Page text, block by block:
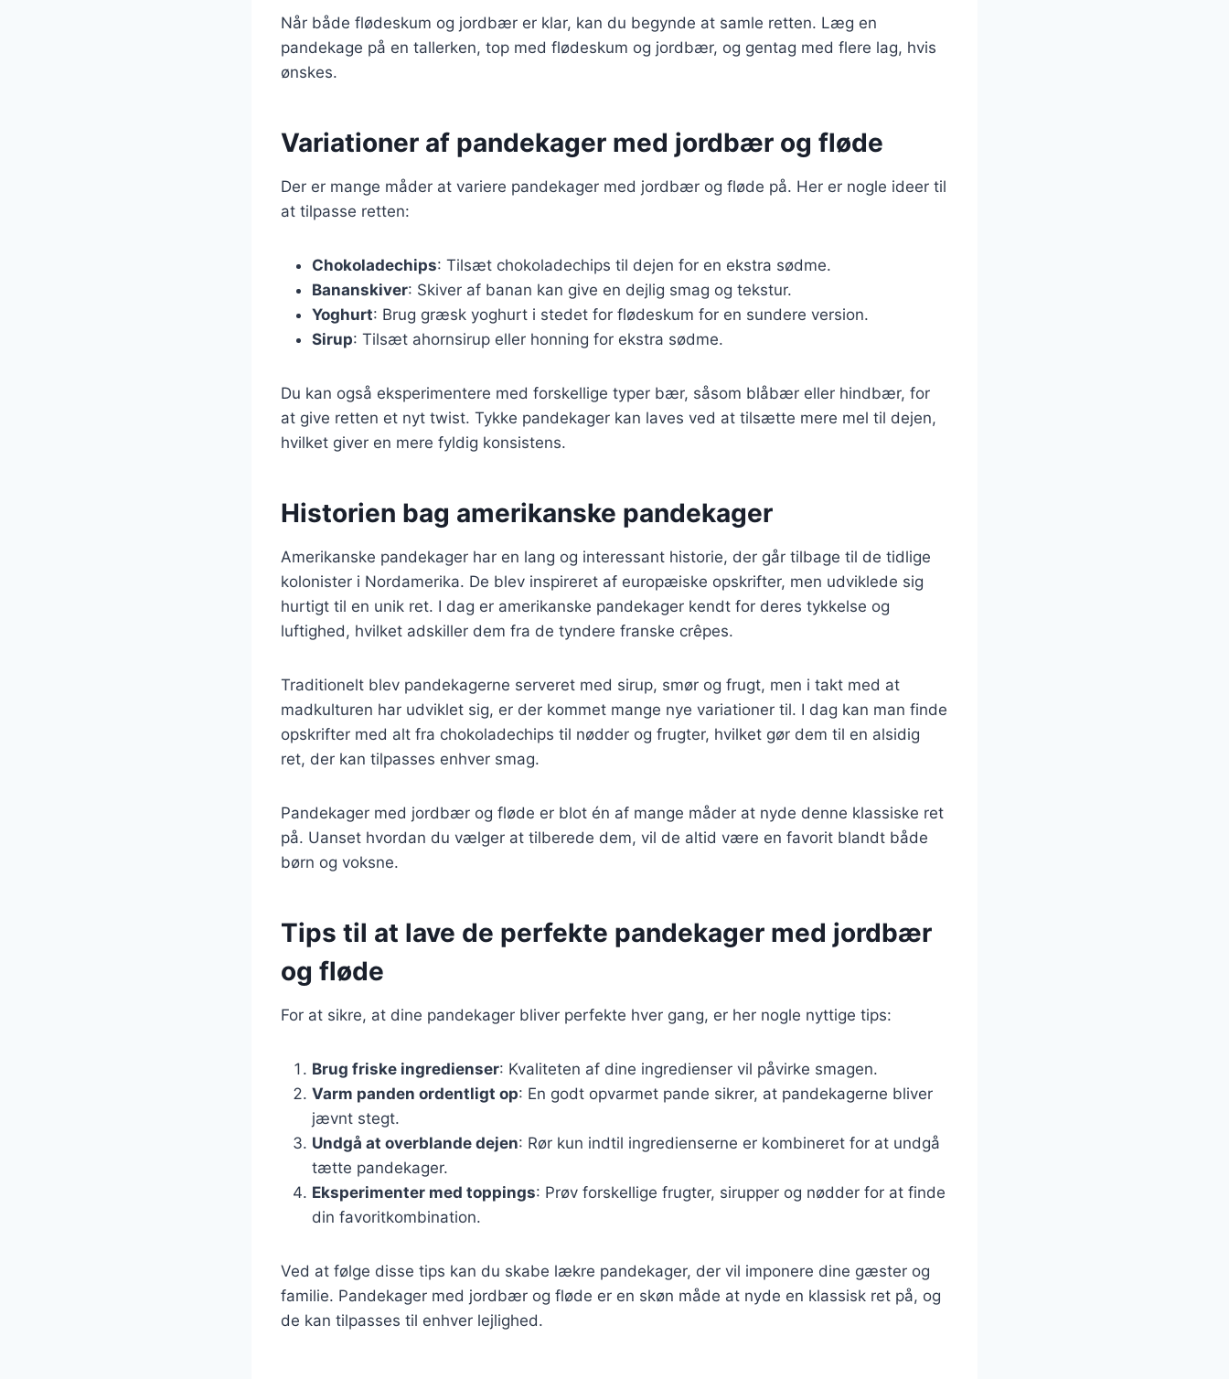
Når både flødeskum og jordbær er klar, kan du begynde at samle retten. Læg en
pandekage på en tallerken, top med flødeskum og jordbær, og gentag med flere lag, hvis
ønskes.
Variationer af pandekager med jordbær og fløde
Der er mange måder at variere pandekager med jordbær og fløde på. Her er nogle ideer til
at tilpasse retten:
Chokoladechips: Tilsæt chokoladechips til dejen for en ekstra sødme.
Bananskiver: Skiver af banan kan give en dejlig smag og tekstur.
Yoghurt: Brug græsk yoghurt i stedet for flødeskum for en sundere version.
Sirup: Tilsæt ahornsirup eller honning for ekstra sødme.
Du kan også eksperimentere med forskellige typer bær, såsom blåbær eller hindbær, for
at give retten et nyt twist. Tykke pandekager kan laves ved at tilsætte mere mel til dejen,
hvilket giver en mere fyldig konsistens.
Historien bag amerikanske pandekager
Amerikanske pandekager har en lang og interessant historie, der går tilbage til de tidlige
kolonister i Nordamerika. De blev inspireret af europæiske opskrifter, men udviklede sig
hurtigt til en unik ret. I dag er amerikanske pandekager kendt for deres tykkelse og
luftighed, hvilket adskiller dem fra de tyndere franske crêpes.
Traditionelt blev pandekagerne serveret med sirup, smør og frugt, men i takt med at
madkulturen har udviklet sig, er der kommet mange nye variationer til. I dag kan man finde
opskrifter med alt fra chokoladechips til nødder og frugter, hvilket gør dem til en alsidig
ret, der kan tilpasses enhver smag.
Pandekager med jordbær og fløde er blot én af mange måder at nyde denne klassiske ret
på. Uanset hvordan du vælger at tilberede dem, vil de altid være en favorit blandt både
børn og voksne.
Tips til at lave de perfekte pandekager med jordbær
og fløde
For at sikre, at dine pandekager bliver perfekte hver gang, er her nogle nyttige tips:
Brug friske ingredienser: Kvaliteten af dine ingredienser vil påvirke smagen.
Varm panden ordentligt op: En godt opvarmet pande sikrer, at pandekagerne bliver
jævnt stegt.
Undgå at overblande dejen: Rør kun indtil ingredienserne er kombineret for at undgå
tætte pandekager.
Eksperimenter med toppings: Prøv forskellige frugter, sirupper og nødder for at finde
din favoritkombination.
Ved at følge disse tips kan du skabe lækre pandekager, der vil imponere dine gæster og
familie. Pandekager med jordbær og fløde er en skøn måde at nyde en klassisk ret på, og
de kan tilpasses til enhver lejlighed.